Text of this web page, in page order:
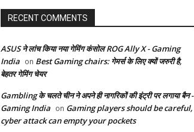
RECENT COMMENTS
ASUS ने लांच किया नया गेमिंग कंसोल ROG Ally X - Gaming
India on Best Gaming chairs: गेमर्स के लिए क्यों जरुरी है,
बेहतर गेमिंग चेयर
Gambling के चलते चीन ने अपने ही नागरिकों की इंट्री पर लगाया बैन -
Gaming India on Gaming players should be careful,
cyber attack can empty your pockets